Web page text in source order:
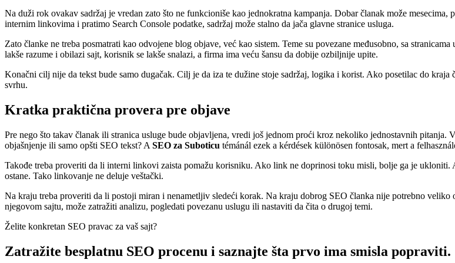
Na duži rok ovakav sadržaj je vredan zato što ne funkcioniše kao jednokratna kampanja. Dobar članak može
internim linkovima i pratimo Search Console podatke, sadržaj može stalno da jača glavne stranice usluga.
Zato članke ne treba posmatrati kao odvojene blog objave, već kao sistem. Teme su povezane međusobno, sa
lakše razume i obilazi sajt, korisnik se lakše snalazi, a firma ima veću šansu da dobije ozbiljnije upite.
Konačni cilj nije da tekst bude samo dugačak. Cilj je da iza te dužine stoje sadržaj, logika i korist. Ako posetilac do
svrhu.
Kratka praktična provera pre objave
Pre nego što takav članak ili stranica usluge bude objavljena, vredi još jednom proći kroz nekoliko jednostavnih pitanja.
objašnjenje ili samo opšti SEO tekst? A SEO za Suboticu témánál ezek a kérdések különösen fontosak, mert a
Takođe treba proveriti da li interni linkovi zaista pomažu korisniku. Ako link ne doprinosi toku misli, bolje ga je ukloniti.
ostane. Tako linkovanje ne deluje veštački.
Na kraju treba proveriti da li postoji miran i nenametljiv sledeći korak. Na kraju dobrog SEO članka nije potrebno
njegovom sajtu, može zatražiti analizu, pogledati povezanu uslugu ili nastaviti da čita o drugoj temi.
Želite konkretan SEO pravac za vaš sajt?
Zatražite besplatnu SEO procenu i saznajte šta prvo ima smisla popraviti.